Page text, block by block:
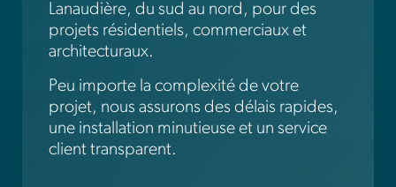
Lanaudière, du sud au nord, pour des
projets résidentiels, commerciaux et
architecturaux.
Peu importe la complexité de votre
projet, nous assurons des délais rapides,
une installation minutieuse et un service
client transparent.